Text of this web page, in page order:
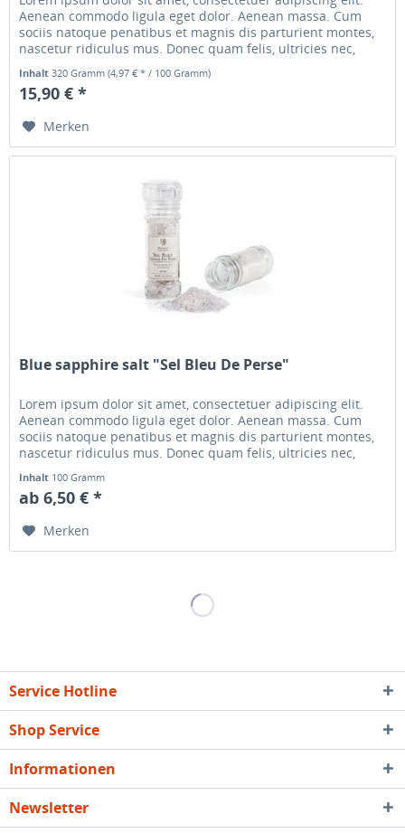
Aenean commodo ligula eget dolor. Aenean massa. Cum
sociis natoque penatibus et magnis dis parturient montes,
nascetur ridiculus mus. Donec quam felis, ultricies nec,
pellentesque...
Inhalt320 Gramm(4,97 € * / 100 Gramm)
15,90 € *
Merken
Blue sapphire salt "Sel Bleu De Perse"
Lorem ipsum dolor sit amet, consectetuer adipiscing elit.
Aenean commodo ligula eget dolor. Aenean massa. Cum
sociis natoque penatibus et magnis dis parturient montes,
nascetur ridiculus mus. Donec quam felis, ultricies nec,
pellentesque...
Inhalt 100 Gramm
ab 6,50 € *
Merken
Service Hotline
Shop Service
Informationen
Newsletter